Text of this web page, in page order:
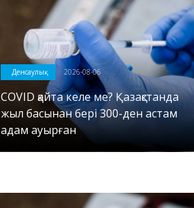
Денсаулық 2026-08-06
COVID қайта келе ме? Қазақстанда
жыл басынан бері 300-ден астам
адам ауырған